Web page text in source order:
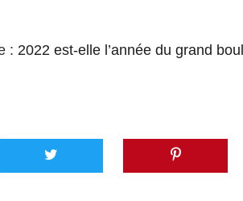
: 2022 est-elle l’année du grand